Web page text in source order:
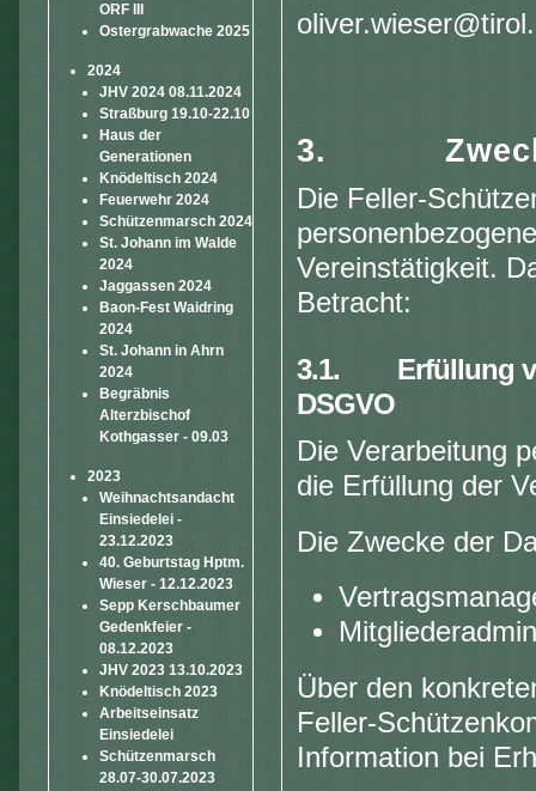
ORF III
Ostergrabwache 2025
2024
JHV 2024 08.11.2024
Straßburg 19.10-22.10
Haus der
Generationen
Knödeltisch 2024
Feuerwehr 2024
Schützenmarsch 2024
St. Johann im Walde
2024
Jaggassen 2024
Baon-Fest Waidring
2024
St. Johann in Ahrn
2024
Begräbnis
Alterzbischof
Kothgasser - 09.03
2023
Weihnachtsandacht
Einsiedelei -
23.12.2023
40. Geburtstag Hptm.
Wieser - 12.12.2023
Sepp Kerschbaumer
Gedenkfeier -
08.12.2023
JHV 2023 13.10.2023
Knödeltisch 2023
Arbeitseinsatz
Einsiedelei
Schützenmarsch
28.07-30.07.2023
3.
Die Feller-
Vereinstätigkeit.
Betracht:
3.1. Erfüllung
DSGVO
Die Verarbeitung
die Erfüllung der
Die Zwecke der
Über den
Feller-
Information bei